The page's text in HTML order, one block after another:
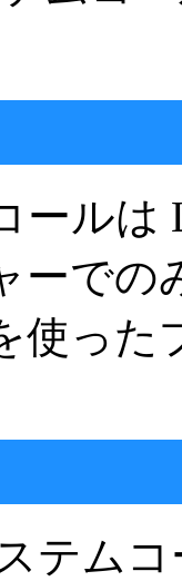
ールは
ーでの
使った
テム